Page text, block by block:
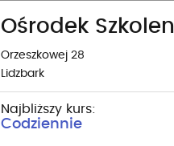
Ośrodek
Orzeszkowej 28
Lidzbark
Najbliższy kurs:
Codziennie